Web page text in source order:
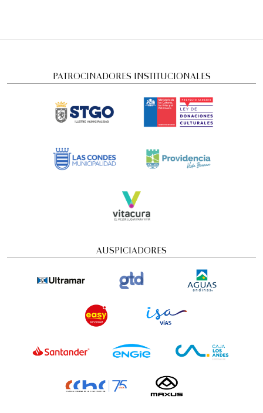
PATROCINADORES INSTITUCIONALES
AUSPICIADORES